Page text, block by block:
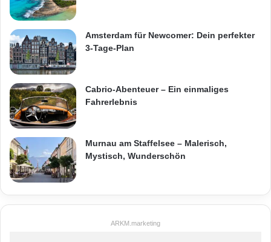
Amsterdam für Newcomer: Dein perfekter
3-Tage-Plan
Cabrio-Abenteuer – Ein einmaliges
Fahrerlebnis
Murnau am Staffelsee – Malerisch,
Mystisch, Wunderschön
ARKM.marketing